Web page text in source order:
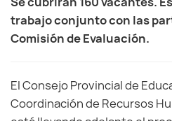
trabajo conjunto con las
Comisión de Evaluación.
El Consejo Provincial de
Coordinación de Recursos